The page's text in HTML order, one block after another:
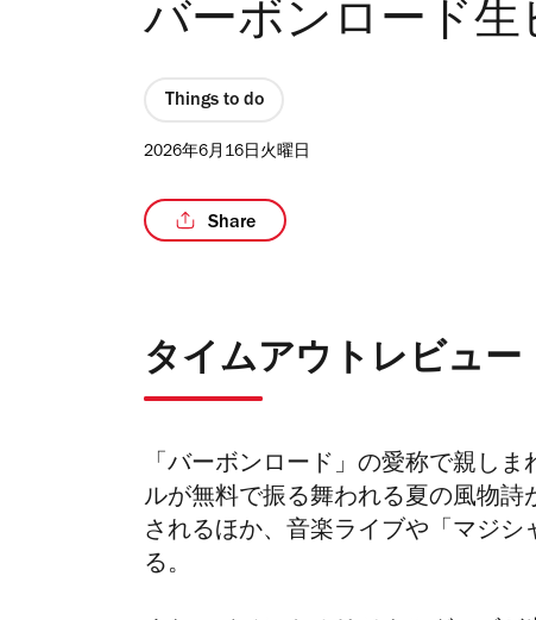
バーボンロード生
Things to do
2026年6月16日火曜日
Share
タイムアウトレビュー
「バーボンロード」の愛称で親しま
ルが無料で振る舞われる夏の風物
されるほか、音楽ライブや「マジ
る。